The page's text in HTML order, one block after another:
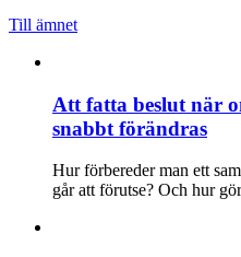
Till ämnet
Att fatta beslut när
snabbt förändras
Hur förbereder man ett
går att förutse? Och hur